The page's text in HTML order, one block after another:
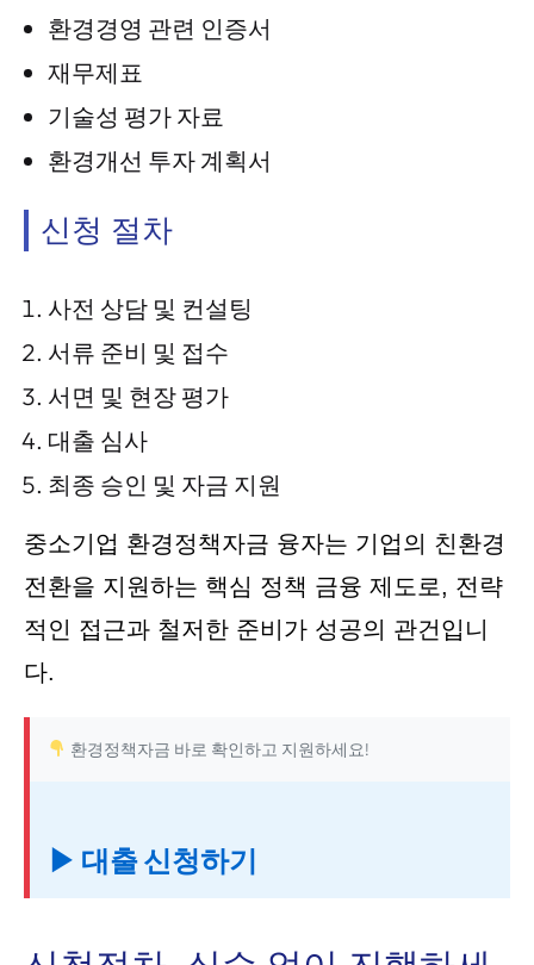
환경경영 관련 인증서
재무제표
기술성 평가 자료
환경개선 투자 계획서
신청 절차
사전 상담 및 컨설팅
서류 준비 및 접수
서면 및 현장 평가
대출 심사
최종 승인 및 자금 지원
중소기업 환경정책자금 융자는 기업의 친환경
전환을 지원하는 핵심 정책 금융 제도로, 전략
적인 접근과 철저한 준비가 성공의 관건입니
다.
환경정책자금 바로 확인하고 지원하세요!
▶ 대출 신청하기